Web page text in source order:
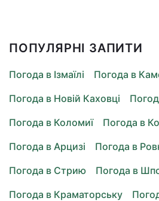
ПОПУЛЯРНІ ЗАПИТИ
Погода в Ізмаїлі
Погода в
Погода в Новій Каховці
Погода в Коломиї
Погода в
Погода в Арцизі
Погода в
Погода в Стрию
Погода в
Погода в Краматорську